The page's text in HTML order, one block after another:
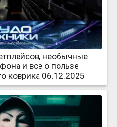
необычные
и все о пользе
коврика 06.12.2025